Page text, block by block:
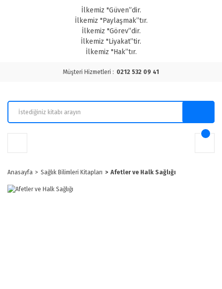
İlkemiz "Güven”dir.
İlkemiz "Paylaşmak”tır.
İlkemiz "Görev”dir.
İlkemiz "Liyakat”tir.
İlkemiz "Hak”tır.
Müşteri Hizmetleri : 0212 532 09 41
Anasayfa Sağlık Bilimleri Kitapları Afetler ve Halk Sağlığı